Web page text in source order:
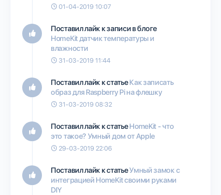
01-04-2019 10:07
Поставил лайк к записи в блоге
HomeKit датчик температуры и
влажности
31-03-2019 11:44
Поставил лайк к статьеКак записать
образ для Raspberry Pi на флешку
31-03-2019 08:32
Поставил лайк к статьеHomeKit - что
это такое? Умный дом от Apple
29-03-2019 22:06
Поставил лайк к статьеУмный замок с
интеграцией HomeKit своими руками
DIY